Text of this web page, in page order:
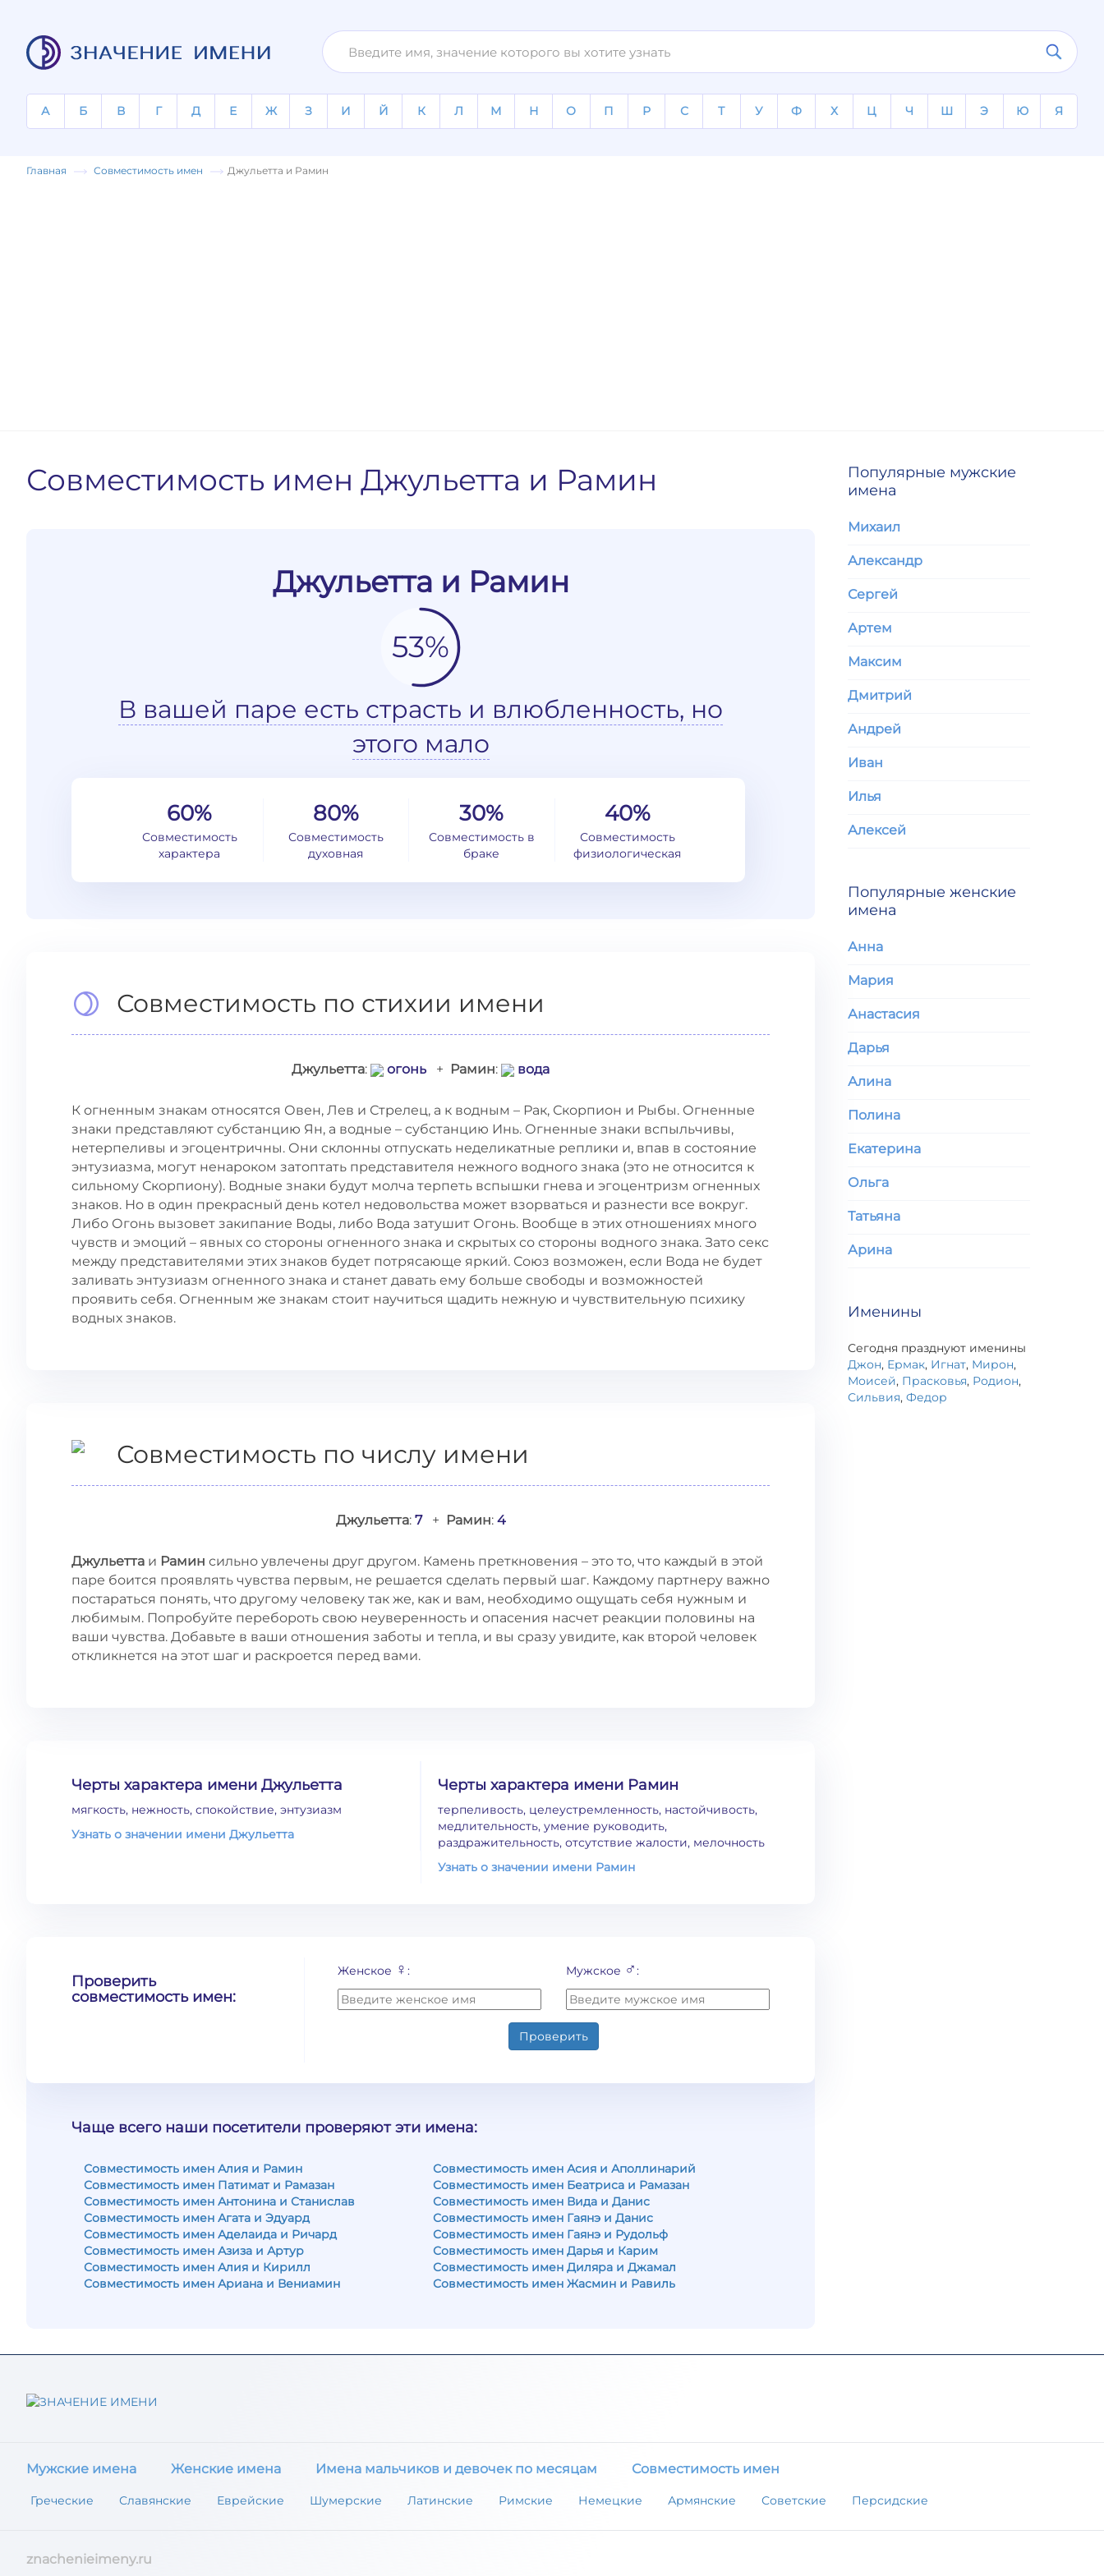
А Б В Г Д Е Ж З И Й К Л М Н О П Р С Т У Ф Х Ц Ч Ш Э Ю Я
Главная Совместимость имен Джульетта и Рамин
Совместимость имен Джульетта и Рамин
Джульетта и Рамин
53%
В вашей паре есть страсть и влюбленность, но
этого мало
60%
Совместимость
характера
80%
Совместимость
духовная
30%
Совместимость в
браке
40%
Совместимость
физиологическая
Совместимость по стихии имени
Джульетта: огонь + Рамин: вода
К огненным знакам относятся Овен, Лев и Стрелец, а к водным – Рак, Скорпион и Рыбы. Огненные
знаки представляют субстанцию Ян, а водные – субстанцию Инь. Огненные знаки вспыльчивы,
нетерпеливы и эгоцентричны. Они склонны отпускать неделикатные реплики и, впав в состояние
энтузиазма, могут ненароком затоптать представителя нежного водного знака (это не относится к
сильному Скорпиону). Водные знаки будут молча терпеть вспышки гнева и эгоцентризм огненных
знаков. Но в один прекрасный день котел недовольства может взорваться и разнести все вокруг.
Либо Огонь вызовет закипание Воды, либо Вода затушит Огонь. Вообще в этих отношениях много
чувств и эмоций – явных со стороны огненного знака и скрытых со стороны водного знака. Зато секс
между представителями этих знаков будет потрясающе яркий. Союз возможен, если Вода не будет
заливать энтузиазм огненного знака и станет давать ему больше свободы и возможностей
проявить себя. Огненным же знакам стоит научиться щадить нежную и чувствительную психику
водных знаков.
Совместимость по числу имени
Джульетта: 7+ Рамин: 4
Джульетта и Рамин сильно увлечены друг другом. Камень преткновения – это то, что каждый в этой
паре боится проявлять чувства первым, не решается сделать первый шаг. Каждому партнеру важно
постараться понять, что другому человеку так же, как и вам, необходимо ощущать себя нужным и
любимым. Попробуйте перебороть свою неуверенность и опасения насчет реакции половины на
ваши чувства. Добавьте в ваши отношения заботы и тепла, и вы сразу увидите, как второй человек
откликнется на этот шаг и раскроется перед вами.
Черты характера имени Джульетта
мягкость, нежность, спокойствие, энтузиазм
Узнать о значении имени Джульетта
Черты характера имени Рамин
терпеливость, целеустремленность, настойчивость,
медлительность, умение руководить,
раздражительность, отсутствие жалости, мелочность
Узнать о значении имени Рамин
Проверить
совместимость имен:
Женское ♀: Мужское ♂:
Проверить
Чаще всего наши посетители проверяют эти имена:
Совместимость имен Алия и Рамин
Совместимость имен Патимат и Рамазан
Совместимость имен Антонина и Станислав
Совместимость имен Агата и Эдуард
Совместимость имен Аделаида и Ричард
Совместимость имен Азиза и Артур
Совместимость имен Алия и Кирилл
Совместимость имен Ариана и Вениамин
Совместимость имен Асия и Аполлинарий
Совместимость имен Беатриса и Рамазан
Совместимость имен Вида и Данис
Совместимость имен Гаянэ и Данис
Совместимость имен Гаянэ и Рудольф
Совместимость имен Дарья и Карим
Совместимость имен Диляра и Джамал
Совместимость имен Жасмин и Равиль
Популярные мужские
имена
Михаил
Александр
Сергей
Артем
Максим
Дмитрий
Андрей
Иван
Илья
Алексей
Популярные женские
имена
Анна
Мария
Анастасия
Дарья
Алина
Полина
Екатерина
Ольга
Татьяна
Арина
Именины
Сегодня празднуют именины
Джон, Ермак, Игнат, Мирон,
Моисей, Прасковья, Родион,
Сильвия, Федор
Мужские имена Женские имена Имена мальчиков и девочек по месяцам Совместимость имен
Греческие Славянские Еврейские Шумерские Латинские Римские Немецкие Армянские Советские Персидские
znachenieimeny.ru